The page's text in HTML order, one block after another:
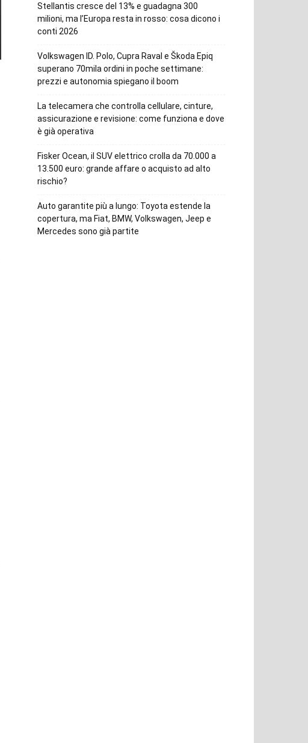
Stellantis cresce del 13% e guadagna 300
milioni, ma l’Europa resta in rosso: cosa dicono i
conti 2026
Volkswagen ID. Polo, Cupra Raval e Škoda Epiq
superano 70mila ordini in poche settimane:
prezzi e autonomia spiegano il boom
La telecamera che controlla cellulare, cinture,
assicurazione e revisione: come funziona e dove
è già operativa
Fisker Ocean, il SUV elettrico crolla da 70.000 a
13.500 euro: grande affare o acquisto ad alto
rischio?
Auto garantite più a lungo: Toyota estende la
copertura, ma Fiat, BMW, Volkswagen, Jeep e
Mercedes sono già partite